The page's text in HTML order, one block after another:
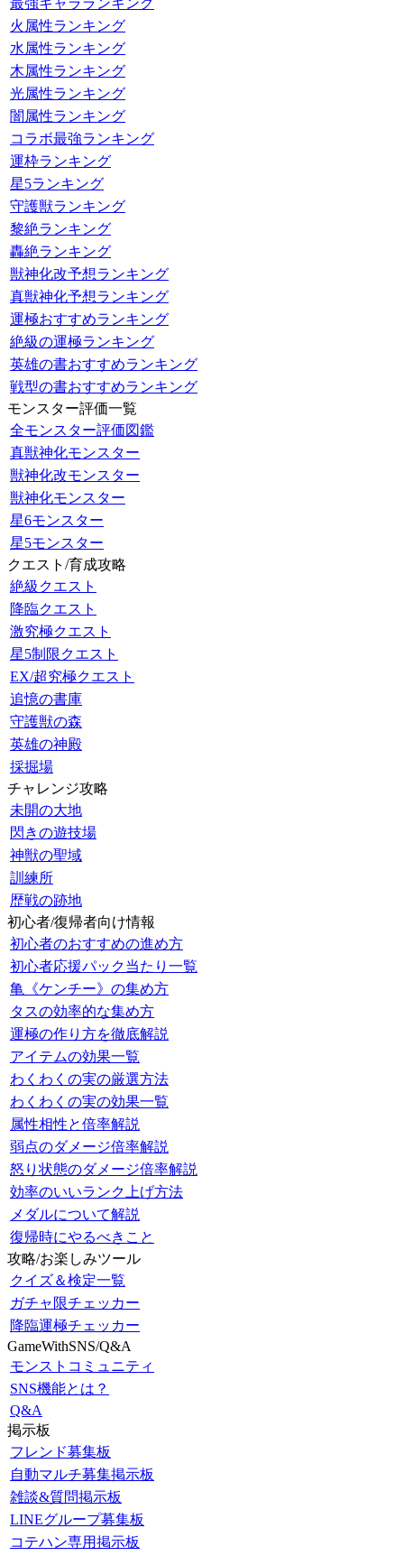
最強キャラランキング
火属性ランキング
水属性ランキング
木属性ランキング
光属性ランキング
闇属性ランキング
コラボ最強ランキング
運枠ランキング
星5ランキング
守護獣ランキング
黎絶ランキング
轟絶ランキング
獣神化改予想ランキング
真獣神化予想ランキング
運極おすすめランキング
絶級の運極ランキング
英雄の書おすすめランキング
戦型の書おすすめランキング
モンスター評価一覧
全モンスター評価図鑑
真獣神化モンスター
獣神化改モンスター
獣神化モンスター
星6モンスター
星5モンスター
クエスト/育成攻略
絶級クエスト
降臨クエスト
激究極クエスト
星5制限クエスト
EX/超究極クエスト
追憶の書庫
守護獣の森
英雄の神殿
採掘場
チャレンジ攻略
未開の大地
閃きの遊技場
神獣の聖域
訓練所
歴戦の跡地
初心者/復帰者向け情報
初心者のおすすめの進め方
初心者応援パック当たり一覧
亀《ケンチー》の集め方
タスの効率的な集め方
運極の作り方を徹底解説
アイテムの効果一覧
わくわくの実の厳選方法
わくわくの実の効果一覧
属性相性と倍率解説
弱点のダメージ倍率解説
怒り状態のダメージ倍率解説
効率のいいランク上げ方法
メダルについて解説
復帰時にやるべきこと
攻略/お楽しみツール
クイズ＆検定一覧
ガチャ限チェッカー
降臨運極チェッカー
GameWithSNS/Q&A
モンストコミュニティ
SNS機能とは？
Q&A
掲示板
フレンド募集板
自動マルチ募集掲示板
雑談&質問掲示板
LINEグループ募集板
コテハン専用掲示板